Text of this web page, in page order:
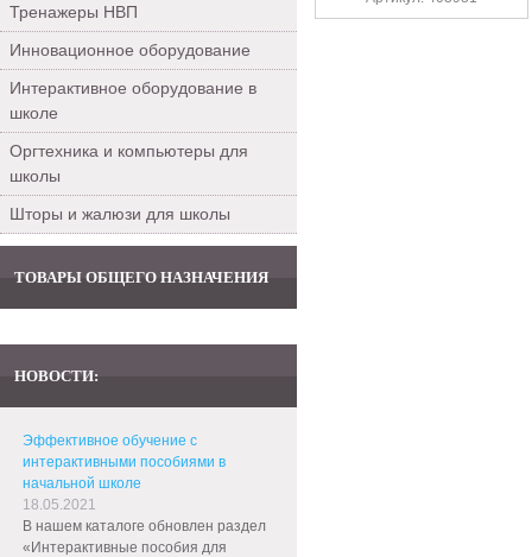
Тренажеры НВП
Инновационное оборудование
Интерактивное оборудование в
школе
Оргтехника и компьютеры для
школы
Шторы и жалюзи для школы
ТОВАРЫ ОБЩЕГО НАЗНАЧЕНИЯ
НОВОСТИ:
Эффективное обучение с
интерактивными пособиями в
начальной школе
18.05.2021
В нашем каталоге обновлен раздел
«Интерактивные пособия для